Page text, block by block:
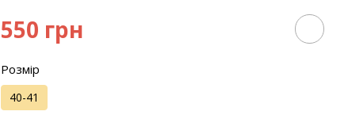
550 грн
Розмір
40-41